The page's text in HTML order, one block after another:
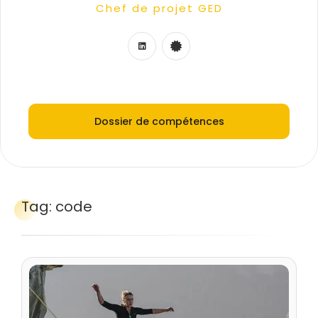
Chef de projet GED
Consultant technico-fonctionnel
Consultant MOA/MOE
Chef de projet IT
Dossier de compétences
Tag: code